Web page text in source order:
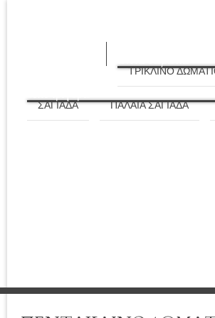
ΤΡΙΚΛΙΝΟ
ΣΑΓΙΑΔΑ ΠΑΛΑΙΑ ΣΑΓΙΑΔΑ